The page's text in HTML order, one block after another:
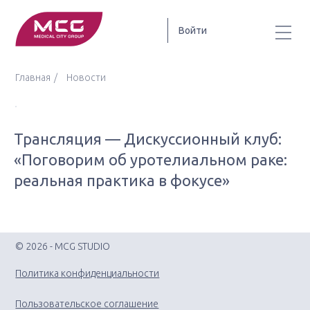
Войти
Главная Новости
Трансляция — Дискуссионный клуб:
«Поговорим об уротелиальном раке:
реальная практика в фокусе»
© 2026 - MCG STUDIO
Политика конфиденциальности
Пользовательское соглашение